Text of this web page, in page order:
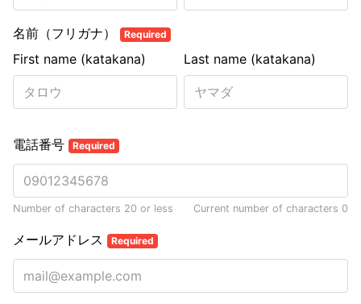
名前（フリガナ） Required
Last name (katakana)
First name (katakana)
電話番号 Required
Number of characters 20 or less Current number of characters 0
メールアドレス Required